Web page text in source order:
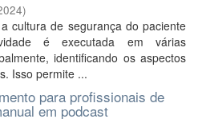
)
cultura de segurança do paciente
é executada em várias
identificando os aspectos
Isso permite ...
para profissionais de
em podcast